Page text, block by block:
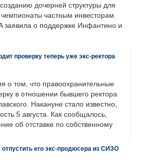
дочерней структуры для
частным инвесторам.
заявила о поддержке Инфантино и
проверку теперь уже экс-ректора
о том, что правоохранительные
в отношении бывшего ректора
Накануне стало известно,
5 августа. Как сообщалось,
об отставке по собственному
его экс-продюсера из СИЗО